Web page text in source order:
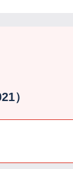
）